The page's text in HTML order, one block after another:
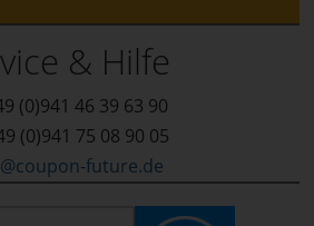
& Hilfe
(0)941 46 39 63 90
(0)941 75 08 90 05
future.de